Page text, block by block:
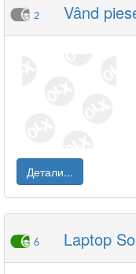
2 Vând
Детали...
6 Laptop